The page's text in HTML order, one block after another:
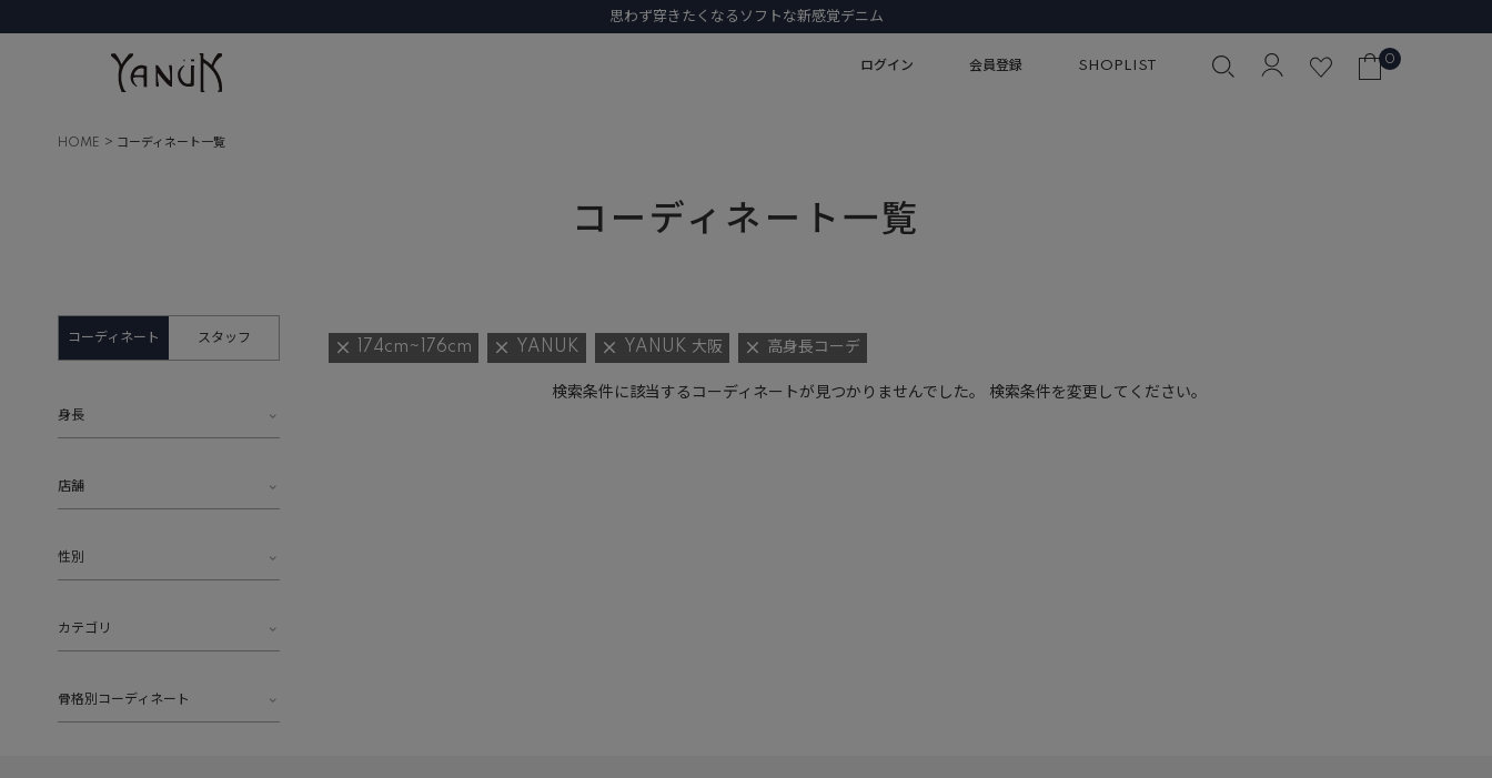
思わず穿きたくなるソフトな新感覚デニム
ログイン 会員登録 SHOPLIST 0
HOME コーディネート一覧
コーディネート一覧
コーディネート スタッフ
身長
店舗
性別
カテゴリ
骨格別コーディネート
174cm~176cm YANUK YANUK 大阪 高身長コーデ
検索条件に該当するコーディネートが見つかりませんでした。 検索条件を変更してください。